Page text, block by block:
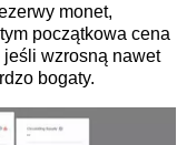
monet,
początkowa cena
wzrosną nawet
bogaty.